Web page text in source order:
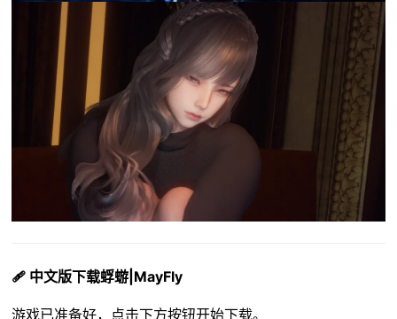
🩹 中文版下载蜉蝣|MayFly
游戏已准备好，点击下方按钮开始下载。